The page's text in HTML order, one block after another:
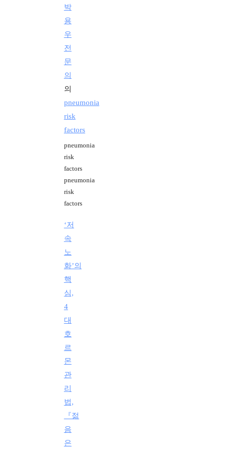
박
용
우
전
문
의
의
pneumonia
risk
factors
pneumonia
risk
factors
pneumonia
risk
factors
‘저
속
노
화’의
핵
심,
4
대
호
르
몬
관
리
법,
『젊
음
은